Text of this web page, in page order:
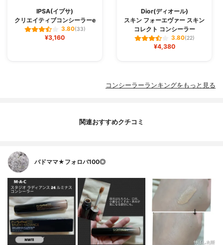
IPSA(イプサ)
クリエイティブコンシーラーe
3.80(33)
¥3,160
Dior(ディオール)
スキン フォーエヴァー スキン
コレクト コンシーラー
3.80(22)
¥4,380
コンシーラーランキングをもっと見る
関連おすすめクチコミ
バドママ★フォロバ100◎